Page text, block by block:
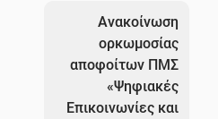
Ανακοίνωση
ορκωμοσίας
αποφοίτων ΠΜΣ
«Ψηφιακές
Επικοινωνίες και